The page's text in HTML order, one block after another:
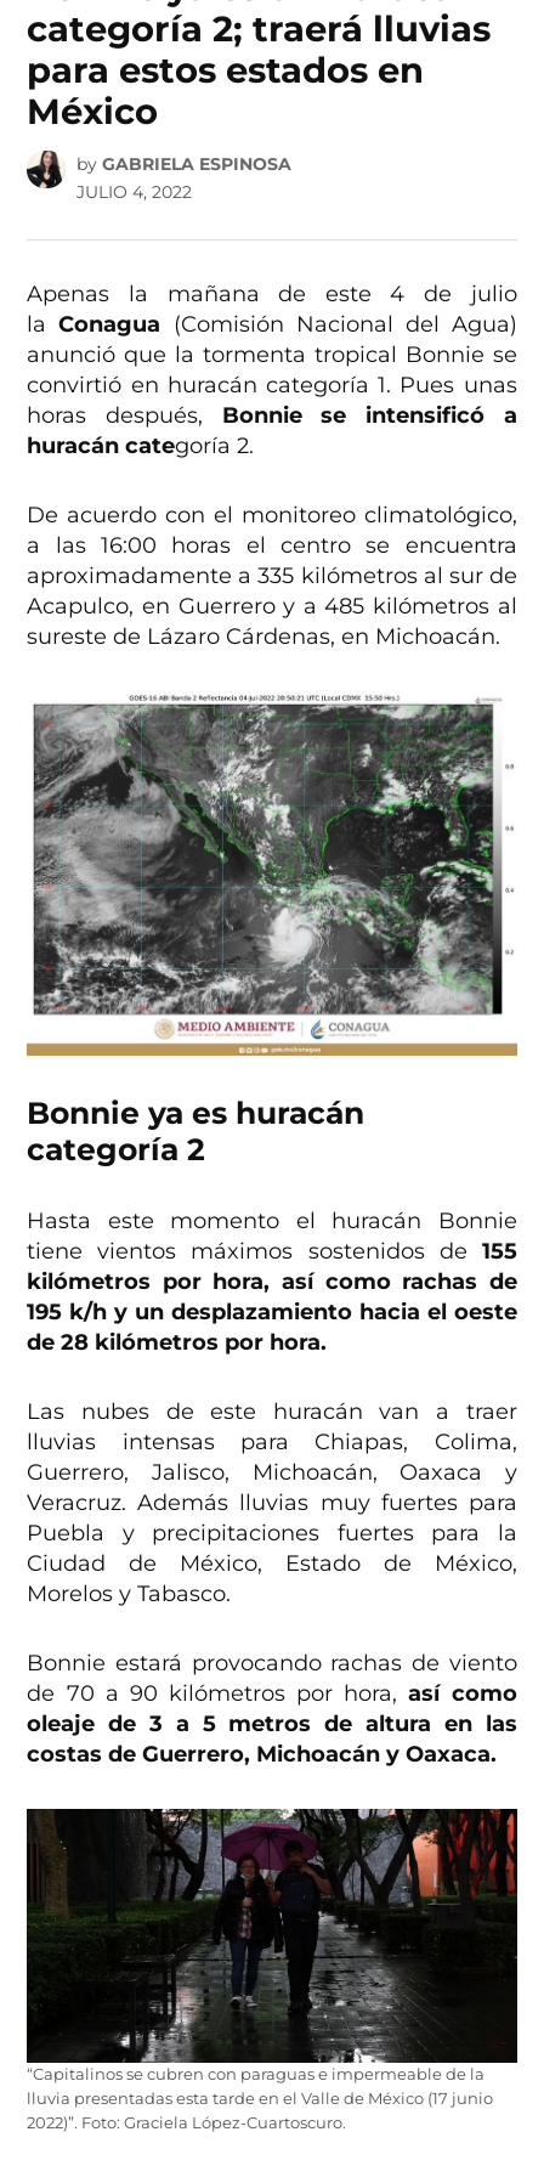
categoría 2; traerá lluvias
para estos estados en
México
by GABRIELA ESPINOSA
JULIO 4, 2022
Apenas la mañana de este 4 de julio
laConagua (Comisión Nacional del Agua)
anunció que la tormenta tropical Bonnie se
convirtió en huracán categoría 1. Pues unas
horas después, Bonnie se intensificó a
huracán categoría 2.
De acuerdo con el monitoreo climatológico,
a las 16:00 horas el centro se encuentra
aproximadamente a 335 kilómetros al sur de
Acapulco, en Guerrero y a 485 kilómetros al
sureste de Lázaro Cárdenas, en Michoacán.
Bonnie ya es huracán
categoría 2
Hasta este momento el huracán Bonnie
tiene vientos máximos sostenidos de 155
kilómetros por hora, así como rachas de
195 k/h y un desplazamiento hacia el oeste
de 28 kilómetros por hora.
Las nubes de este huracán van a traer
lluvias intensas para Chiapas, Colima,
Guerrero, Jalisco, Michoacán, Oaxaca y
Veracruz. Además lluvias muy fuertes para
Puebla y precipitaciones fuertes para la
Ciudad de México, Estado de México,
Morelos y Tabasco.
Bonnie estará provocando rachas de viento
de 70 a 90 kilómetros por hora,así como
oleaje de 3 a 5 metros de altura en las
costas de Guerrero, Michoacán y Oaxaca.
“Capitalinos se cubren con paraguas e impermeable de la
lluvia presentadas esta tarde en el Valle de México (17 junio
2022)”. Foto: Graciela López-Cuartoscuro.